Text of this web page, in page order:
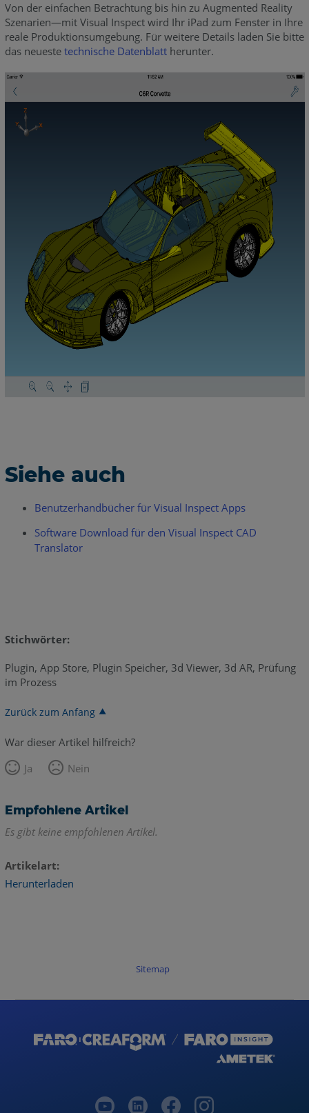
Von der einfachen Betrachtung bis hin zu Augmented Reality
Szenarien—mit Visual Inspect wird Ihr iPad zum Fenster in Ihre
reale Produktionsumgebung. Für weitere Details laden Sie bitte
das neueste technische Datenblattherunter.
Siehe auch
Benutzerhandbücher für Visual Inspect Apps
Software Download für den Visual Inspect CAD
Translator
Stichwörter:
Plugin, App Store, Plugin Speicher, 3d Viewer, 3d AR, Prüfung
im Prozess
Zurück zum Anfang
War dieser Artikel hilfreich?
Ja
Nein
Empfohlene Artikel
Es gibt keine empfohlenen Artikel.
Artikelart
Herunterladen
Sitemap